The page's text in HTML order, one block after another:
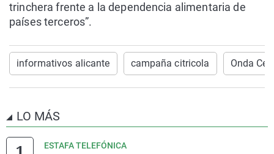
trinchera frente a la dependencia alimentaria de
países terceros”.
informativos alicante campaña citricola Onda
LO MÁS
ESTAFA TELEFÓNICA